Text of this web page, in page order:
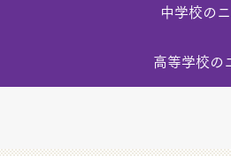
中学校の
高等学校の